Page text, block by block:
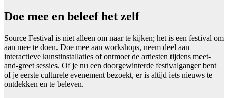
Doe mee en beleef het zelf
Source Festival is niet alleen om naar te kijken; het is een festival om
aan mee te doen. Doe mee aan workshops, neem deel aan
interactieve kunstinstallaties of ontmoet de artiesten tijdens meet-
and-greet sessies. Of je nu een doorgewinterde festivalganger bent
of je eerste culturele evenement bezoekt, er is altijd iets nieuws te
ontdekken en te beleven.